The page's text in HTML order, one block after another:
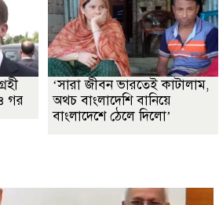
গর
‘সারা জীবন ভারতেই কাটালাম,
অথচ বাংলাদেশি বানিয়ে
বাংলাদেশে ঠেলে দিলো’